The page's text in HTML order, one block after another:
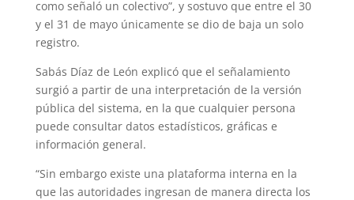
como señaló un colectivo”, y sostuvo que entre el 30
y el 31 de mayo únicamente se dio de baja un solo
registro.
Sabás Díaz de León explicó que el señalamiento
surgió a partir de una interpretación de la versión
pública del sistema, en la que cualquier persona
puede consultar datos estadísticos, gráficas e
información general.
“Sin embargo existe una plataforma interna en la
que las autoridades ingresan de manera directa los